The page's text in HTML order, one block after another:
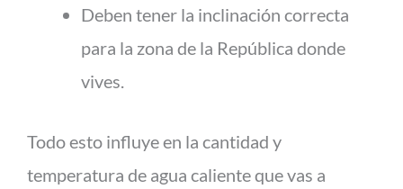
Deben tener la inclinación correcta
para la zona de la República donde
vives.
Todo esto influye en la cantidad y
temperatura de agua caliente que vas a